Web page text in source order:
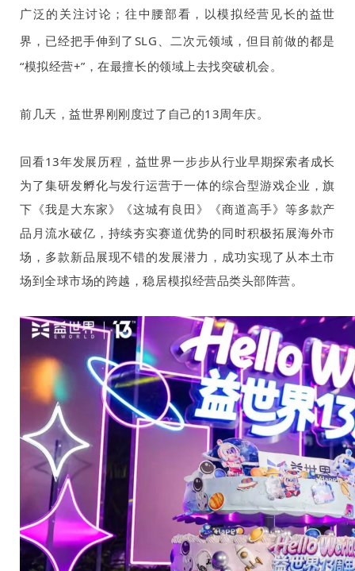
广泛的关注讨论；往中腰部看，以模拟经营 见长的益世
界 ，已经把手伸到了 SLG 、二次元领域，但目前做的都是
“模拟经营+”，在最擅长的领域上去找突破机会。
前几天，益世界刚刚度过了自己的13周年庆。
回看13年发展历程，益世界一步步从行业早期探索者成长
为了集研发孵化与发行运营于一体的综合型游戏企业，旗
下《我是大东家》《这城有良田》《商道高手》等多款产
品月流水破亿，持续夯实赛道优势的同时积极拓展海外市
场，多款新品展现不错的发展潜力，成功实现了从本土市
场到全球市场的跨越，稳居模拟经营品类头部阵营。